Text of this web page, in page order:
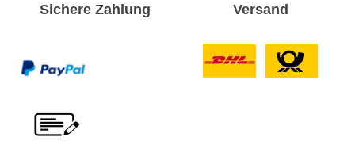
Sichere Zahlung Versand